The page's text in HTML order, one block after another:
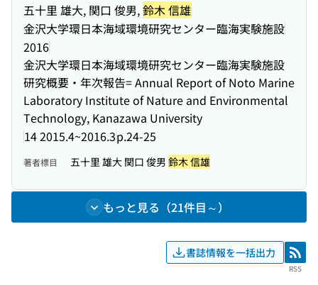
五十里 雄大, 関口 俊男,鈴木 信雄
金沢大学環日本海域環境研究センター臨海実験施設
2016
金沢大学環日本海域環境研究センター臨海実験施設
研究概要・年次報告= Annual Report of Noto Marine
Laboratory Institute of Nature and Environmental
Technology, Kanazawa University
14 2015.4~2016.3p.24-25
著者標目 五十里 雄大 関口 俊男 鈴木 信雄
もっと見る（21件目～）
書誌情報を一括出力 RSS
RSS